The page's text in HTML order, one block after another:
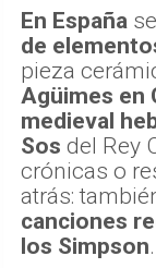
En España
de
pieza
Agüimes en
medieval
Sos del Rey
crónicas o
atrás:
canciones
los Simpson.